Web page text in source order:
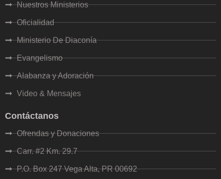
Nuestros Ministerios
Oficialidad
Ministerio De Diaconía
Evangelismo
Alabanza y Adoración
Video & Mensajes
Contáctanos
Ofrendas y Donaciones
Carr. #2 Km. 29.7
P.O. Box 247 Vega Alta, PR 00692